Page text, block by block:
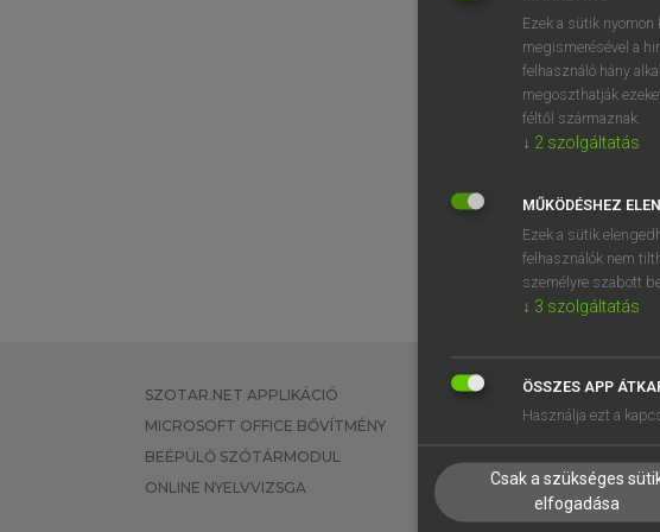
SZOTAR.NET APPLIKÁCIÓ
MICROSOFT OFFICE BŐVÍTMÉNY
BEÉPÜLŐ SZÓTÁRMODUL
ONLINE NYELVVIZSGA
EGYÉNI FELHASZNÁLÓKNAK
TANULÓKNAK
VÁLLALATI MEGOLDÁSOK
Ezek a sütik
megismerésével a
felhasználó hány
megoszthatják
féltől származnak.
↓ 2 szolgáltatás
MŰKÖDÉSHEZ
Ezek a sütik
felhasználók nem
személyre szabott
↓ 3 szolgáltatás
ÖSSZES APP
Használja ezt a
Csak a szükséges
elfogadása